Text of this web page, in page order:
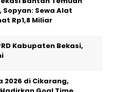
Sopyan: Sewa Alat
Rp1,8 Miliar
Kabupaten Bekasi,
2026 di Cikarang,